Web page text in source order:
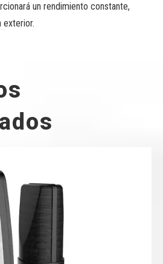
un rendimiento constante,
exterior.